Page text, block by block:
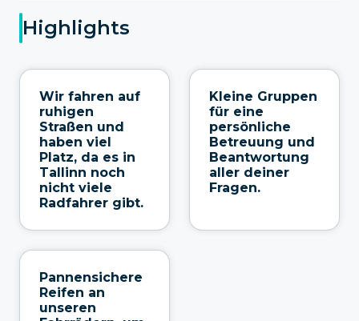
Highlights
Wir fahren auf
ruhigen
Straßen und
haben viel
Platz, da es in
Tallinn noch
nicht viele
Radfahrer gibt.
Kleine Gruppen
für eine
persönliche
Betreuung und
Beantwortung
aller deiner
Fragen.
Pannensichere
Reifen an
unseren